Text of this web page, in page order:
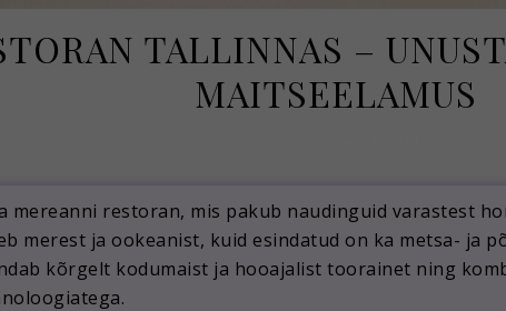
TALLINNAS –
MAITSEELAMUS
mereanni restoran, mis pakub naudinguid varastest
merest ja ookeanist, kuid esindatud on ka metsa- ja
kõrgelt kodumaist ja hooajalist toorainet ning